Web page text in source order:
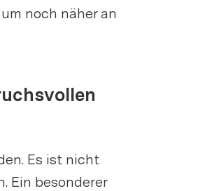
noch näher an
Es ist nicht
Ein besonderer